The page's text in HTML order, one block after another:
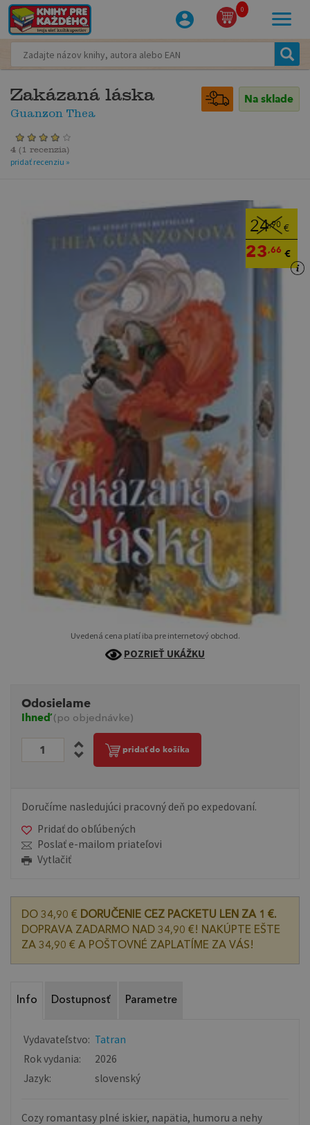
0
Zakázaná láska
Guanzon Thea
Na sklade
4 ( 1 recenzia)
pridať recenziu »
24,90 €
23,66 €
Uvedená cena platí iba pre internetový obchod.
POZRIEŤ UKÁŽKU
Odosielame
Ihneď(po objednávke)
pridať do košíka
Doručíme nasledujúci pracovný deň po expedovaní.
Pridať do obľúbených
Poslať e-mailom priateľovi
Vytlačiť
DO 34,90 € DORUČENIE CEZ PACKETU LEN ZA 1 €.
DOPRAVA ZADARMO NAD 34,90 €! NAKÚPTE EŠTE
ZA 34,90 € A POŠTOVNÉ ZAPLATÍME ZA VÁS!
Info Dostupnosť Parametre
Vydavateľstvo: Tatran
Rok vydania:
2026
Jazyk:
slovenský
Cozy romantasy plné iskier, napätia, humoru a nehy